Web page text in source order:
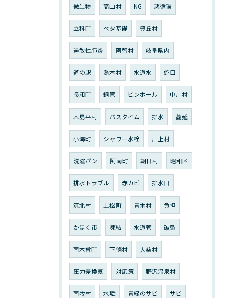
微生物 高山村 NG 悪循環
立科町 ベタ基礎 豊丘村
過敏性肺炎 阿智村 岐阜県内
道の駅 喬木村 水道水 蛇口
長和町 銅管 ピンホール 中川村
木島平村 バスタイム 排水 蔓延
小海町 シャワー水栓 川上村
洗濯パン 阿南町 朝日村 昭和区
排水トラブル 赤カビ 排水口
筑北村 上松町 青木村 負担
かほく市 凍結 水道管 破裂
南木曾町 下條村 大桑村
圧力差換気 対応策 野沢温泉村
南牧村 水垢 青緑のサビ サビ